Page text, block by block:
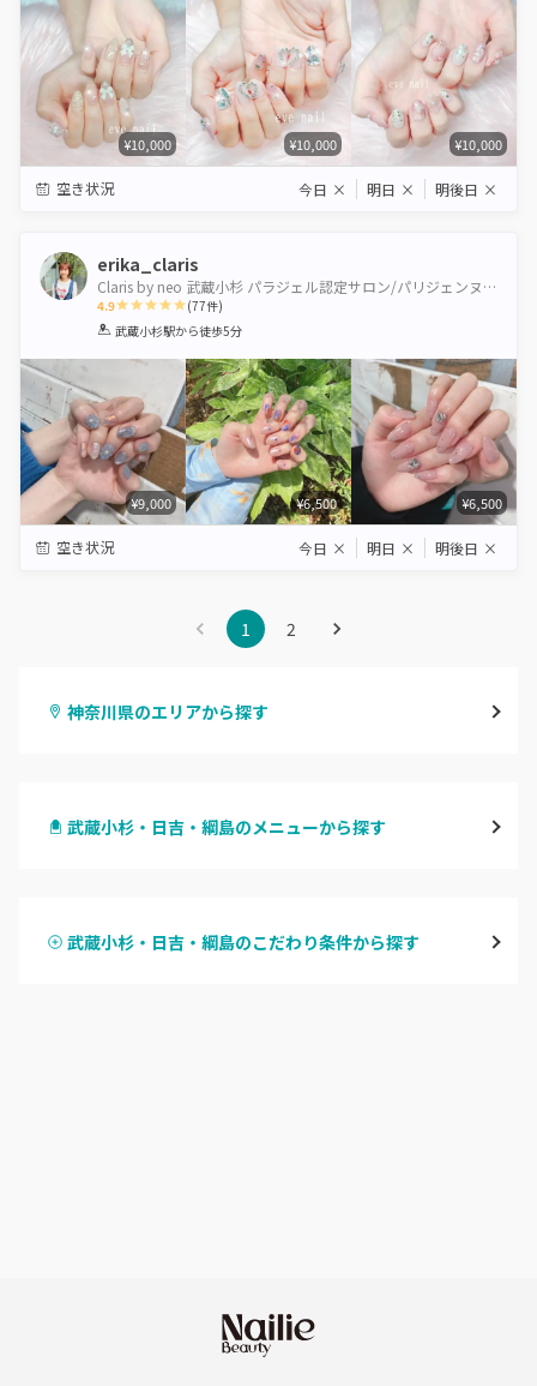
¥10,000 ¥10,000 ¥10,000
空き状況 今日 × 明日 × 明後日 ×
erika_claris
Claris by neo 武蔵小杉 パラジェル認定サロン/パリジェンヌ＆healthy導入サロン
4.9
1 2 3 4 5
(77件)
武蔵小杉駅から徒歩5分
¥9,000 ¥6,500 ¥6,500
空き状況 今日 × 明日 × 明後日 ×
1 2
神奈川県のエリアから探す
武蔵小杉・日吉・綱島のメニューから探す
ハンドスカルプ
武蔵小杉・日吉・綱島のこだわり条件から探す